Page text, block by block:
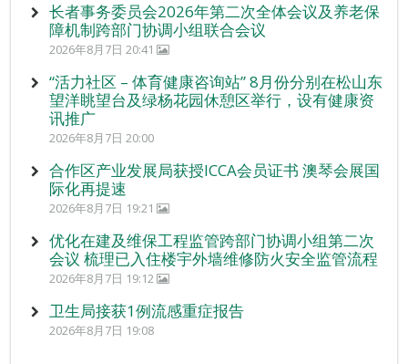
长者事务委员会2026年第二次全体会议及养老保
障机制跨部门协调小组联合会议
2026年8月7日 20:41
“活力社区 – 体育健康咨询站” 8月份分别在松山东
望洋眺望台及绿杨花园休憩区举行，设有健康资
讯推广
2026年8月7日 20:00
合作区产业发展局获授ICCA会员证书 澳琴会展国
际化再提速
2026年8月7日 19:21
优化在建及维保工程监管跨部门协调小组第二次
会议 梳理已入住楼宇外墙维修防火安全监管流程
2026年8月7日 19:12
卫生局接获1例流感重症报告
2026年8月7日 19:08